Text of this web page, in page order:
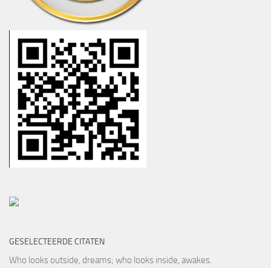
GESELECTEERDE CITATEN
Who looks outside, dreams; who looks inside, awakes.